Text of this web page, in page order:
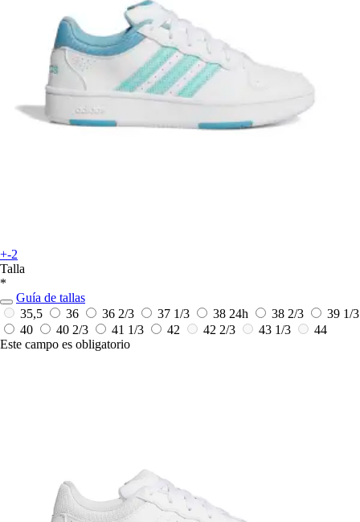
+-2
Talla
*
Guía de tallas
35,5
36 36 2/3 37 1/3 38 24h 38 2/3
39 1/3
40
40 2/3 41 1/3 42 42 2/3 43 1/3
44
Este campo es obligatorio